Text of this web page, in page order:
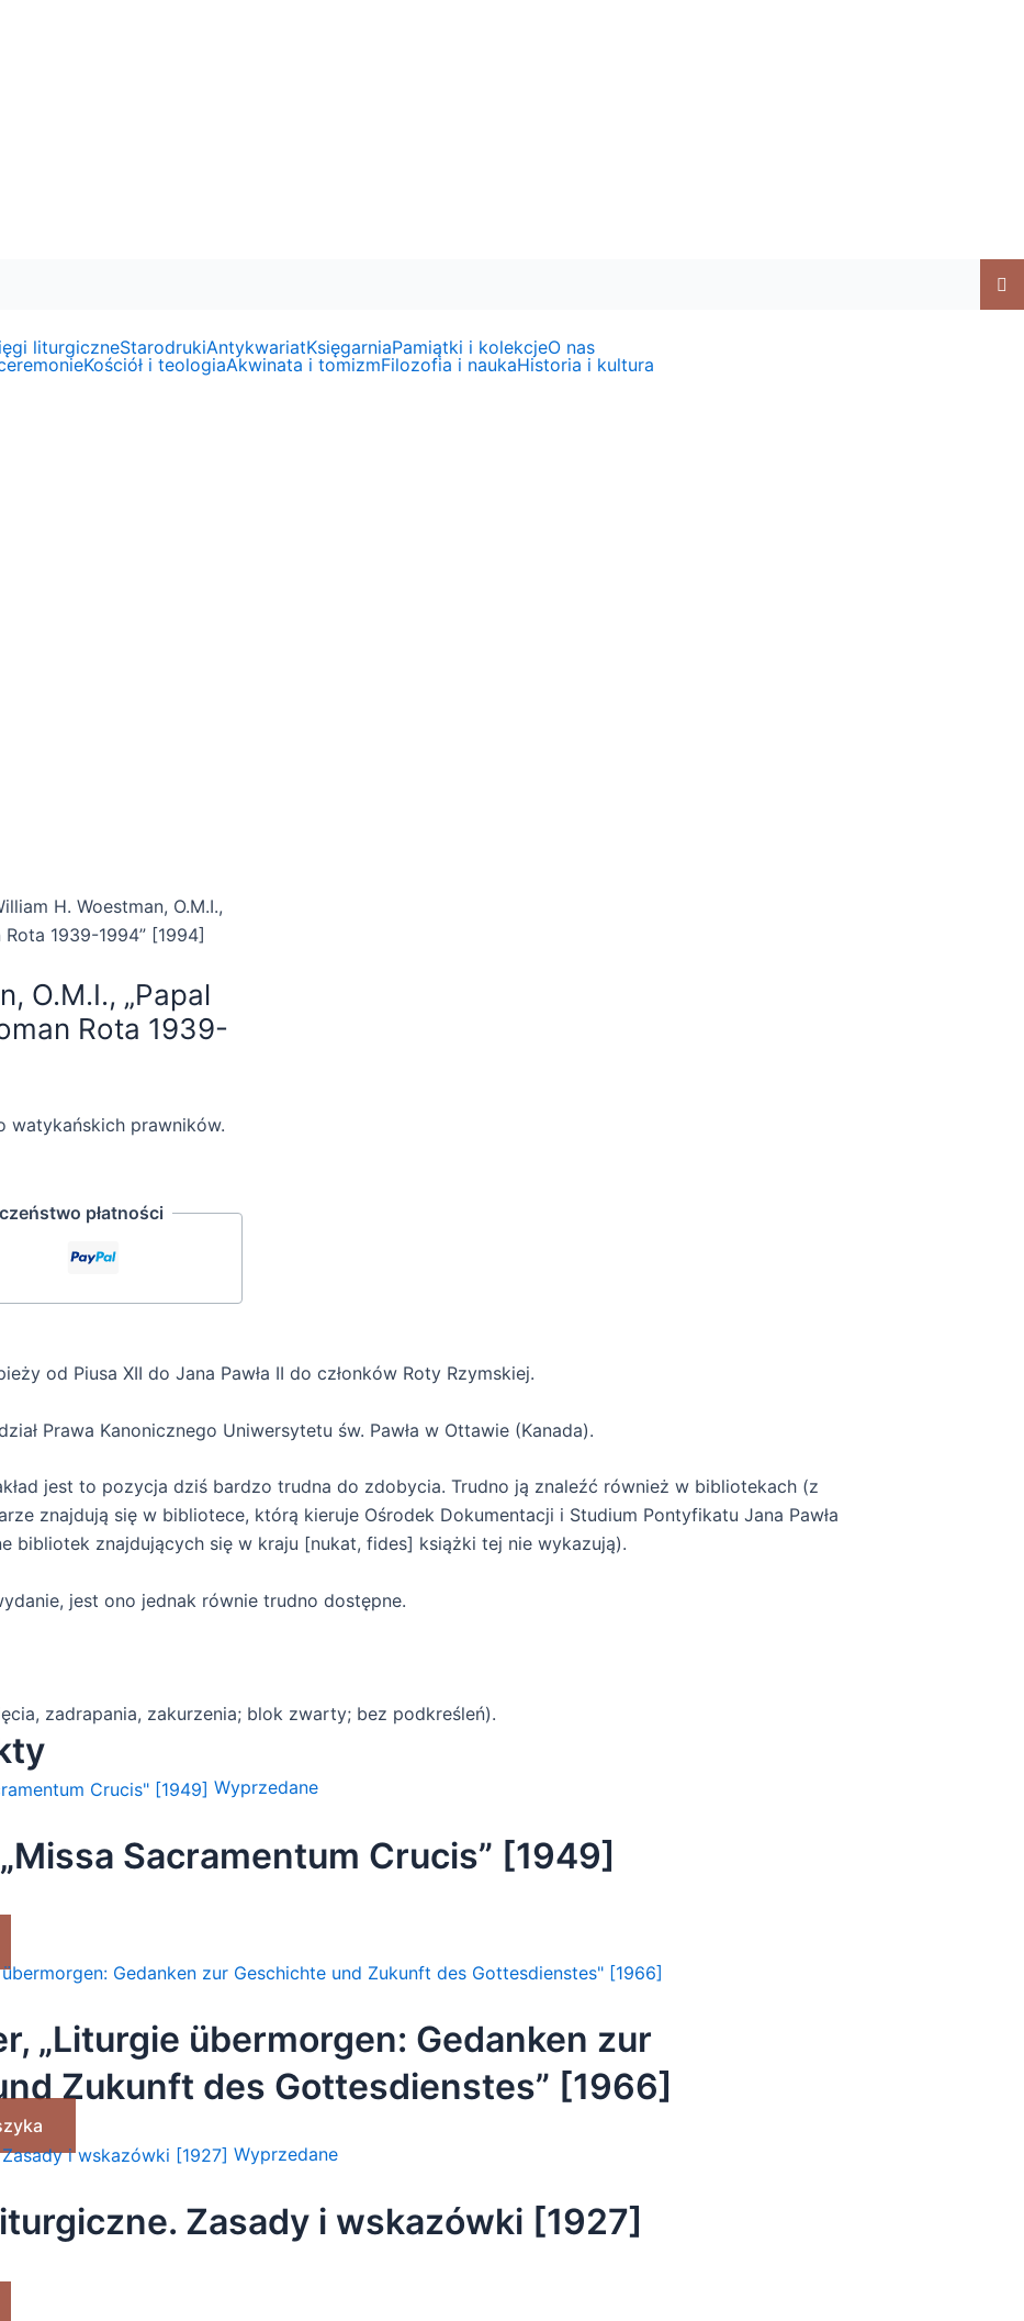
liturgiczneStarodrukiAntykwariatKsięgarniaPamiątki i kolekcjeO nas
Kościół i teologiaAkwinata i tomizmFilozofia i naukaHistoria i kultura
H. Woestman, O.M.I.,
1939-1994” [1994]
O.M.I., „Papal
Rota 1939-
watykańskich prawników.
płatności
od Piusa XII do Jana Pawła II do członków Roty Rzymskiej.
Prawa Kanonicznego Uniwersytetu św. Pawła w Ottawie (Kanada).
jest to pozycja dziś bardzo trudna do zdobycia. Trudno ją znaleźć również w bibliotekach (z
znajdują się w bibliotece, którą kieruje Ośrodek Dokumentacji i Studium Pontyfikatu Jana Pawła
bibliotek znajdujących się w kraju [nukat, fides] książki tej nie wykazują).
jest ono jednak równie trudno dostępne.
zadrapania, zakurzenia; blok zwarty; bez podkreśleń).
Wyprzedane
Sacramentum Crucis” [1949]
„Liturgie übermorgen: Gedanken zur
Zukunft des Gottesdienstes” [1966]
Wyprzedane
Zasady i wskazówki [1927]